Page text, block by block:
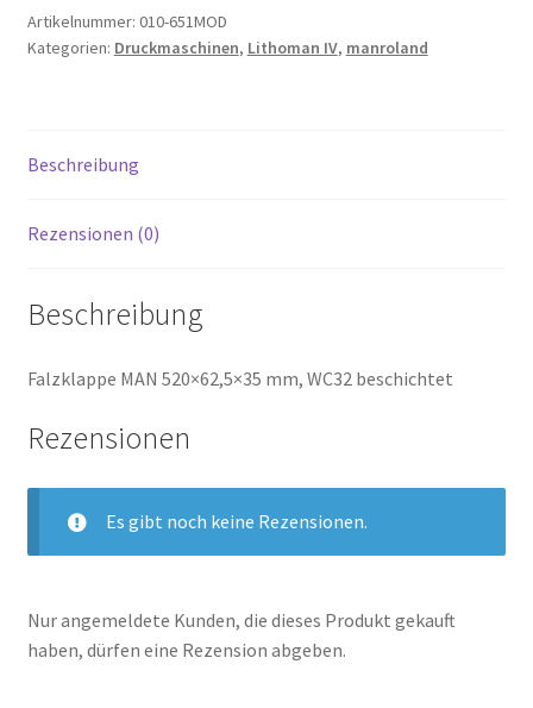
Artikelnummer: 010-651MOD
Kategorien: Druckmaschinen, Lithoman IV, manroland
Beschreibung
Rezensionen (0)
Beschreibung
Falzklappe MAN 520×62,5×35 mm, WC32 beschichtet
Rezensionen
Es gibt noch keine Rezensionen.
Nur angemeldete Kunden, die dieses Produkt gekauft
haben, dürfen eine Rezension abgeben.